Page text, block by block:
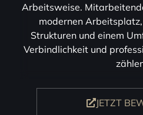
Arbeitsweise.
modernen
Strukturen und einem
Verbindlichkeit und
JETZT